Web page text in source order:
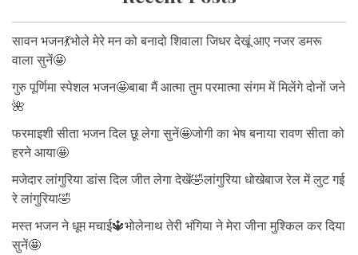
सावन भजन💃भोले मेरे मन को बनादो शिवाला जिधर देखूं आए नजर डमरू
वाला सुनें🤩
गुरु पूर्णिमा स्पेशल भजन🤩बाबा मैं आत्मा तुम परमात्मा संगम में मिलेंगे दोनों जने
🌺
फरमाइशी सीता भजन दिल छू लेगा सुनें🤩जोगी का भेष बनाया रावण सीता को
हरने आया🤩
मजेदार लांगुरिया डांस दिल जीत लेगा देखें🤣लांगुरिया धोखेबाज रेल में लुट गई
रे लांगुरिया🤣
मस्त भजन ने धूम मचाई🔱भोलेनाथ तेरी भंगिया ने मेरा जीना मुश्किल कर दिया
सुनें🤩